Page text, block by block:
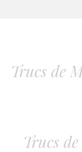
Trucs de
Trucs